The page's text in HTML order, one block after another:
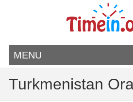
MENU
Turkmenistan